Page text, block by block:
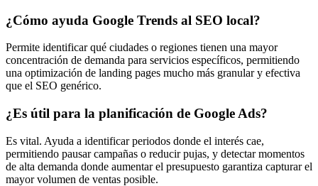
¿Cómo ayuda Google Trends al SEO local?
Permite identificar qué ciudades o regiones tienen una mayor
concentración de demanda para servicios específicos, permitiendo
una optimización de landing pages mucho más granular y efectiva
que el SEO genérico.
¿Es útil para la planificación de Google Ads?
Es vital. Ayuda a identificar periodos donde el interés cae,
permitiendo pausar campañas o reducir pujas, y detectar momentos
de alta demanda donde aumentar el presupuesto garantiza capturar el
mayor volumen de ventas posible.